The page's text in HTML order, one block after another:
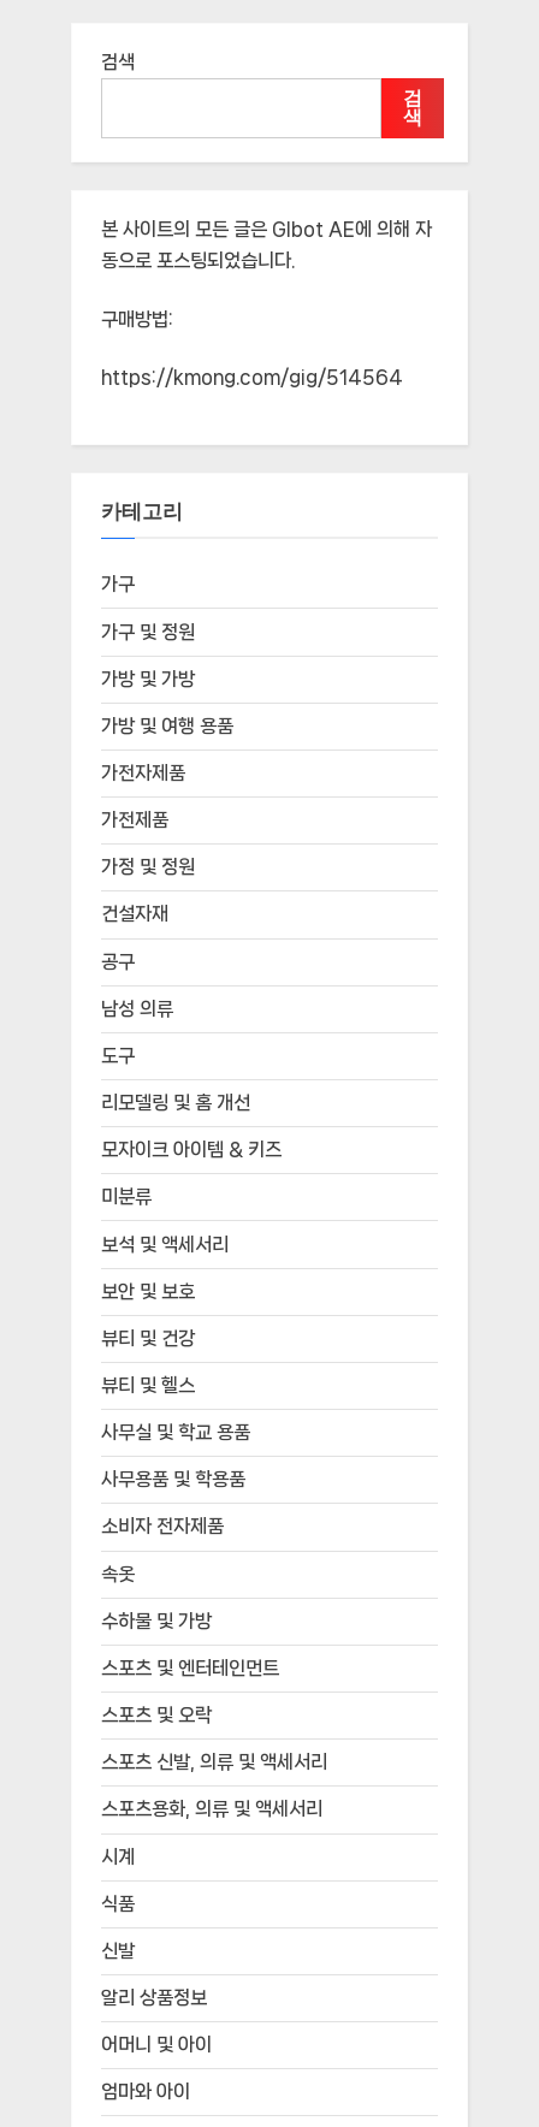
검색
검
색
본 사이트의 모든 글은 Glbot AE에 의해 자
동으로 포스팅되었습니다.
구매방법:
https://kmong.com/gig/514564
카테고리
가구
가구 및 정원
가방 및 가방
가방 및 여행 용품
가전자제품
가전제품
가정 및 정원
건설자재
공구
남성 의류
도구
리모델링 및 홈 개선
모자이크 아이템 & 키즈
미분류
보석 및 액세서리
보안 및 보호
뷰티 및 건강
뷰티 및 헬스
사무실 및 학교 용품
사무용품 및 학용품
소비자 전자제품
속옷
수하물 및 가방
스포츠 및 엔터테인먼트
스포츠 및 오락
스포츠 신발, 의류 및 액세서리
스포츠용화, 의류 및 액세서리
시계
식품
신발
알리 상품정보
어머니 및 아이
엄마와 아이